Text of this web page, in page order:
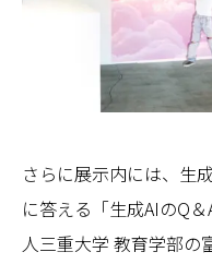
さらに展示内には、生
に答える「生成AIのQ
人三重大学 教育学部の